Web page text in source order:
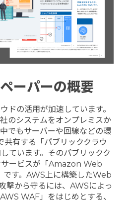
ーパーの概要
ドの活用が加速しています。
のシステムをオンプレミスか
でもサーバーや回線などの環
共有する「パブリッククラウ
ています。そのパブリックク
サービスが「Amazon Web
す。AWS上に構築したWeb
撃から守るには、AWSによっ
WAF」をはじめとする、